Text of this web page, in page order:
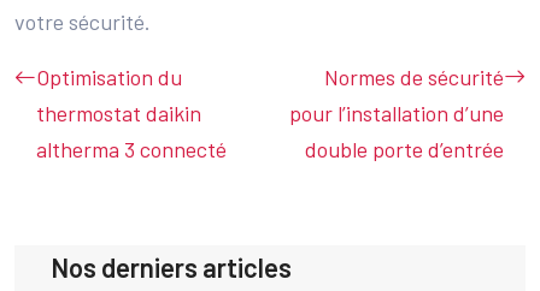
votre sécurité.
Optimisation du
thermostat daikin
altherma 3 connecté
Normes de sécurité
pour l’installation d’une
double porte d’entrée
Nos derniers articles